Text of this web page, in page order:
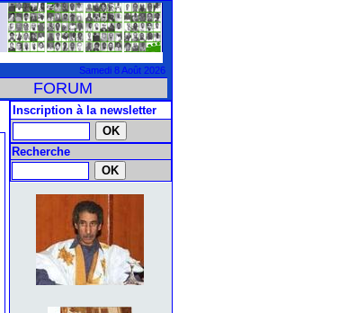
Samedi 8 Août 2026
FORUM
Inscription à la newsletter
Recherche